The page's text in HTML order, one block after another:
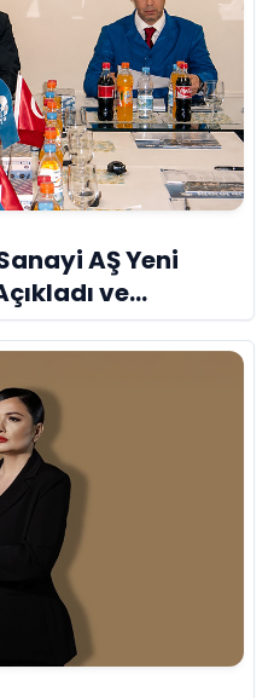
AŞ Yeni
ve
Küresel Vizyon